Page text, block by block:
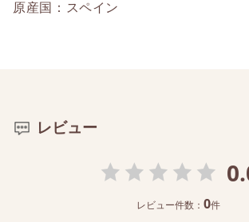
原産国：スペイン
レビュー
レビュー件数：0件